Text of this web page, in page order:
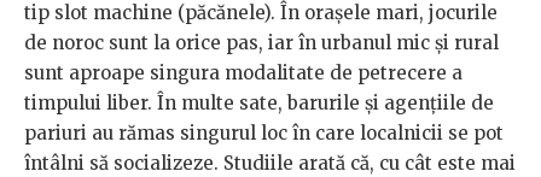
tip slot machine (păcănele). În orașele mari, jocurile
de noroc sunt la orice pas, iar în urbanul mic și rural
sunt aproape singura modalitate de petrecere a
timpului liber. În multe sate, barurile și agențiile de
pariuri au rămas singurul loc în care localnicii se pot
întâlni să socializeze. Studiile arată că, cu cât este mai